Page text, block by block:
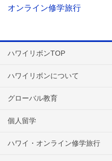
オンライン修学旅行
ハワイリボンTOP
ハワイリボンについて
グローバル教育
個人留学
ハワイ・オンライン修学旅行